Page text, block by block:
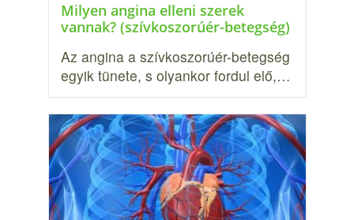
Milyen angina elleni szerek
vannak? (szívkoszorúér-betegség)
Az angina a szívkoszorúér-betegség
egyik tünete, s olyankor fordul elő,…